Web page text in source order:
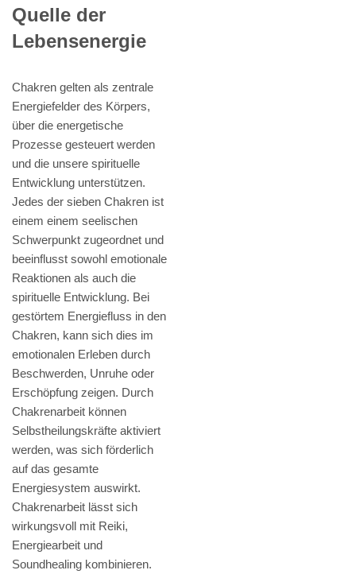
Quelle der
Lebensenergie
Chakren gelten als zentrale
Energiefelder des Körpers,
über die energetische
Prozesse gesteuert werden
und die unsere spirituelle
Entwicklung unterstützen.
Jedes der sieben Chakren ist
einem einem seelischen
Schwerpunkt zugeordnet und
beeinflusst sowohl emotionale
Reaktionen als auch die
spirituelle Entwicklung. Bei
gestörtem Energiefluss in den
Chakren, kann sich dies im
emotionalen Erleben durch
Beschwerden, Unruhe oder
Erschöpfung zeigen. Durch
Chakrenarbeit können
Selbstheilungskräfte aktiviert
werden, was sich förderlich
auf das gesamte
Energiesystem auswirkt.
Chakrenarbeit lässt sich
wirkungsvoll mit Reiki,
Energiearbeit und
Soundhealing kombinieren.